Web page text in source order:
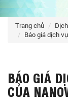
trang chủ
báo giá dịch
BÁO GIÁ
CỦA